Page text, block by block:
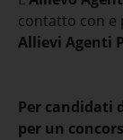
contatto con e
Allievi Agenti
Per candidati
per un